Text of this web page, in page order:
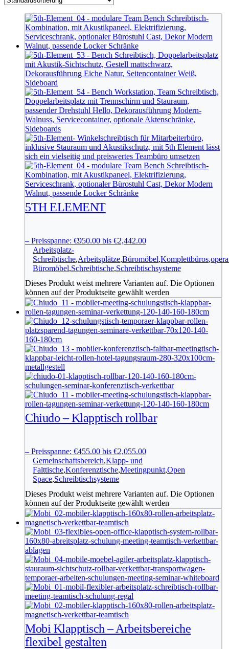
5TH ELEMENT
– Preisspanne: €950.00 bis €2,442.00
Arbeitsplatz-
Schreibtische,Arbeitsplätze,Büromöbel,Komplettbüros,
Büromöbel,Schreibtische,Schreibtischsysteme
Dieses Produkt weist mehrere Varianten auf. Die Optionen
können auf der Produktseite gewählt werden
Chiudo – Klapptisch rollbar
– Preisspanne: €455.00 bis €2,055.00
Gemeinschaftsbereich,Klapp- und
Falttische,Konferenztische,Meetingpunkt,Open
Space,Schreibtischsysteme
Dieses Produkt weist mehrere Varianten auf. Die Optionen
können auf der Produktseite gewählt werden
Mobi Klapptisch – Arbeitsbereiche
flexibel gestalten